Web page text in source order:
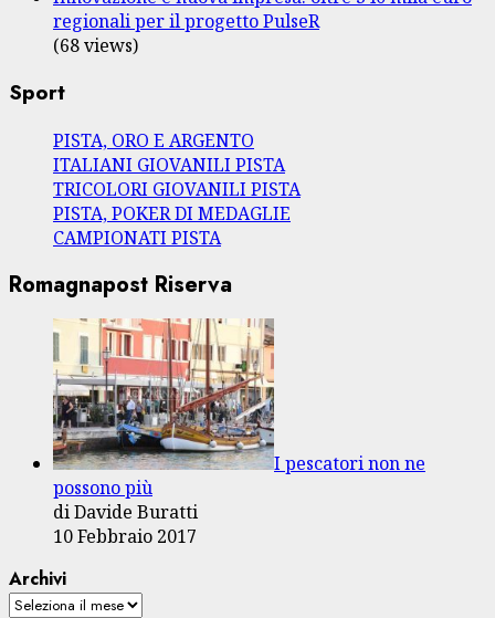
regionali per il progetto PulseR
(68 views)
Sport
PISTA, ORO E ARGENTO
ITALIANI GIOVANILI PISTA
TRICOLORI GIOVANILI PISTA
PISTA, POKER DI MEDAGLIE
CAMPIONATI PISTA
Romagnapost Riserva
I pescatori non ne
possono più
di Davide Buratti
10 Febbraio 2017
Archivi